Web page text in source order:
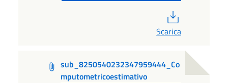
Scarica
sub_8250540232347959444_Co
mputometricoestimativo